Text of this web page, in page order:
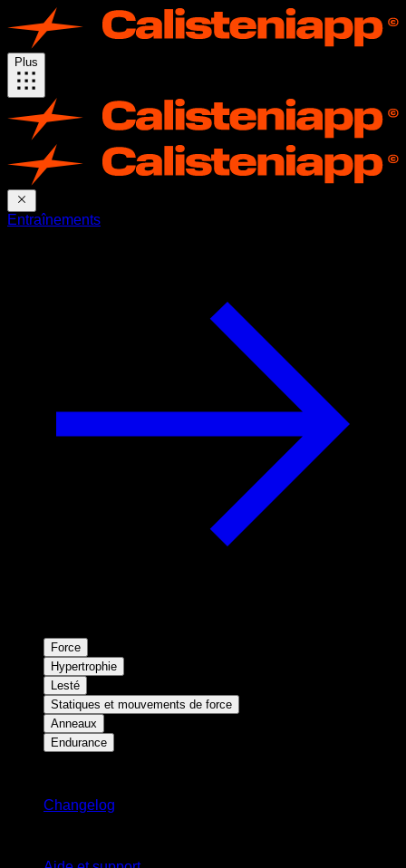
Plus
Entraînements
Force
Hypertrophie
Lesté
Statiques et mouvements de force
Anneaux
Endurance
Changelog